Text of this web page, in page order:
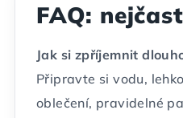
FAQ:
Jak si zpříjemnit
Připravte si vodu,
oblečení, pravidelné